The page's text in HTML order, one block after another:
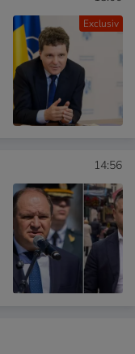
Exclusiv
14:56